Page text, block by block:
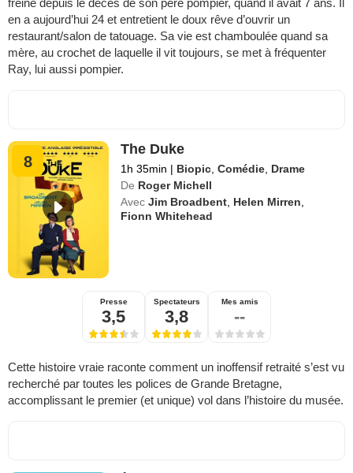
en a aujourd’hui 24 et entretient le doux rêve d’ouvrir un
restaurant/salon de tatouage. Sa vie est chamboulée quand sa
mère, au crochet de laquelle il vit toujours, se met à fréquenter
Ray, lui aussi pompier.
8
The Duke
1h 35min | Biopic ,Comédie Drame
De Roger Michell
Avec Jim Broadbent Helen Mirren
Fionn Whitehead
Presse
3,5
Spectateurs
3,8
Mes amis
--
Cette histoire vraie raconte comment un inoffensif retraité s’est vu
recherché par toutes les polices de Grande Bretagne,
accomplissant le premier (et unique) vol dans l’histoire du musée.